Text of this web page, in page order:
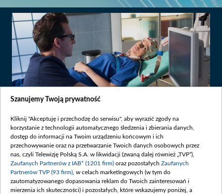
Premiera:2016-10-05
Blanka przechodzi chemioterapię i ma także poddać się operacji.
Lekarze nie dają jednak gwarancji, że zdołają uratować jej rękę - a
nastolatka w końcu buntuje się i ucieka ze szpitala.
Szanujemy Twoją prywatność
Kliknij "Akceptuję i przechodzę do serwisu", aby wyrazić zgody na
korzystanie z technologii automatycznego śledzenia i zbierania danych,
dostęp do informacji na Twoim urządzeniu końcowym i ich
przechowywanie oraz na przetwarzanie Twoich danych osobowych przez
nas, czyli Telewizję Polską S.A. w likwidacji (zwaną dalej również „TVP”),
Zaufanych Partnerów z IAB* (1201 firm) oraz pozostałych Zaufanych
Partnerów TVP (93 firm) , w celach marketingowych (w tym do
zautomatyzowanego dopasowania reklam do Twoich zainteresowań i
mierzenia ich skuteczności) i pozostałych, które wskazujemy poniżej, a